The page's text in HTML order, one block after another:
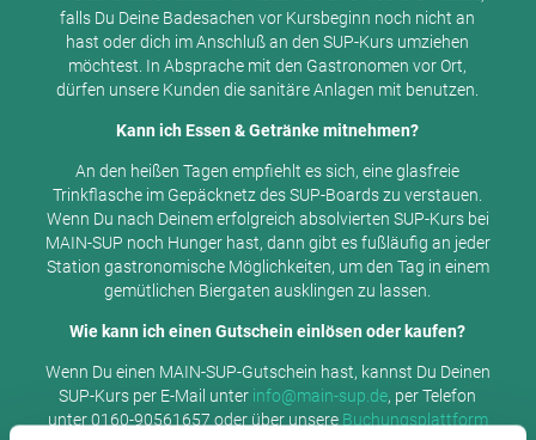
falls Du Deine Badesachen vor Kursbeginn noch nicht an
hast oder dich im Anschluß an den SUP-Kurs umziehen
möchtest. In Absprache mit den Gastronomen vor Ort,
dürfen unsere Kunden die sanitäre Anlagen mit benutzen.
Kann ich Essen & Getränke mitnehmen?
An den heißen Tagen empfiehlt es sich, eine glasfreie
Trinkflasche im Gepäcknetz des SUP-Boards zu verstauen.
Wenn Du nach Deinem erfolgreich absolvierten SUP-Kurs bei
MAIN-SUP noch Hunger hast, dann gibt es fußläufig an jeder
Station gastronomische Möglichkeiten, um den Tag in einem
gemütlichen Biergaten ausklingen zu lassen.
Wie kann ich einen Gutschein einlösen oder kaufen?
Wenn Du einen MAIN-SUP-Gutschein hast, kannst Du Deinen
SUP-Kurs per E-Mail unter info@main-sup.de, per Telefon
unter 0160-90561657 oder über unsere Buchungsplattform